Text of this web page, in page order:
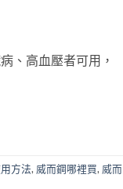
、高血壓者可用，
方法, 威而鋼哪裡買, 威而